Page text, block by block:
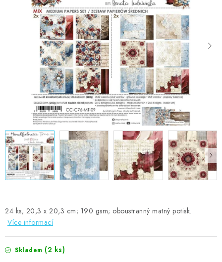
MOJE OBJEDNÁVKA
Kontakty Moje objednávka
Oblíbené ♥️
Hodnocení obchodu
Obchodní podmínky
Podmínky ochrany osobních údajů
Ověřování recenzí
Jak nakupovat
24 ks; 20,3 x 20,3 cm; 190 gsm; oboustranný matný potisk.
Více informací
Skladem (2 ks)